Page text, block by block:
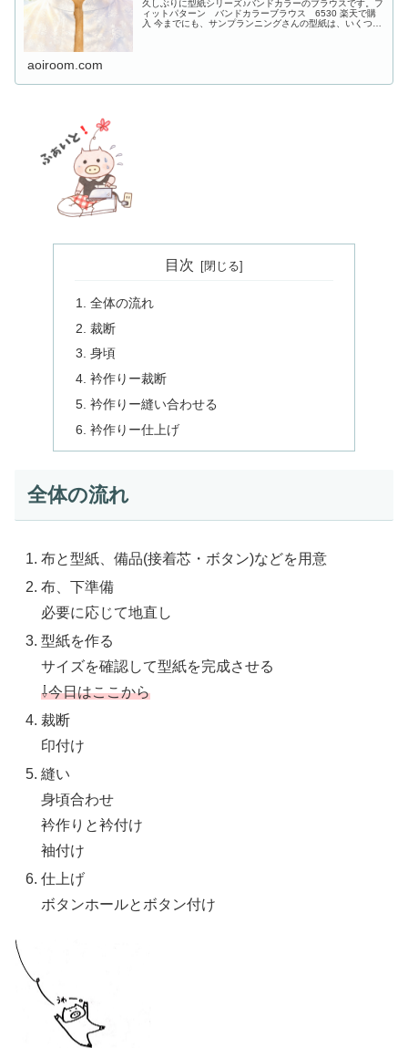
久しぶりに型紙シリーズ♪バンドカラーのブラウスです。フ
ィットパターン バンドカラーブラウス 6530 楽天で購
入 今までにも、サンプランニングさんの型紙は、いくつか
aoiroom.com
目次
全体の流れ
裁断
身頃
衿作りー裁断
衿作りー縫い合わせる
衿作りー仕上げ
全体の流れ
布と型紙、備品(接着芯・ボタン)などを用意
布、下準備
必要に応じて地直し
型紙を作る
サイズを確認して型紙を完成させる
⇩今日はここから
裁断
印付け
縫い
身頃合わせ
衿作りと衿付け
袖付け
仕上げ
ボタンホールとボタン付け